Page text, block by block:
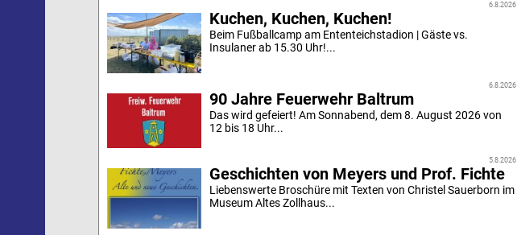
6.8.2026
Kuchen, Kuchen, Kuchen!
Beim Fußballcamp am Ententeichstadion | Gäste vs.
Insulaner ab 15.30 Uhr!...
6.8.2026
90 Jahre Feuerwehr Baltrum
Das wird gefeiert! Am Sonnabend, dem 8. August 2026 von
12 bis 18 Uhr...
5.8.2026
Geschichten von Meyers und Prof. Fichte
Liebenswerte Broschüre mit Texten von Christel Sauerborn im
Museum Altes Zollhaus...